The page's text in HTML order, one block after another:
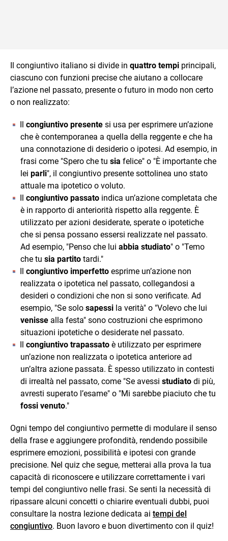
Il congiuntivo italiano si divide in quattro tempi principali,
ciascuno con funzioni precise che aiutano a collocare
l’azione nel passato, presente o futuro in modo non certo
o non realizzato:
Il congiuntivo presente si usa per esprimere un’azione
che è contemporanea a quella della reggente e che ha
una connotazione di desiderio o ipotesi. Ad esempio, in
frasi come "Spero che tu sia felice" o "È importante che
lei parli", il congiuntivo presente sottolinea uno stato
attuale ma ipotetico o voluto.
Il congiuntivo passato indica un’azione completata che
è in rapporto di anteriorità rispetto alla reggente. È
utilizzato per azioni desiderate, sperate o ipotetiche
che si pensa possano essersi realizzate nel passato.
Ad esempio, "Penso che lui abbia studiato" o "Temo
che tu sia partito tardi."
Il congiuntivo imperfetto esprime un’azione non
realizzata o ipotetica nel passato, collegandosi a
desideri o condizioni che non si sono verificate. Ad
esempio, "Se solo sapessi la verità" o "Volevo che lui
venisse alla festa" sono costruzioni che esprimono
situazioni ipotetiche o desiderate nel passato.
Il congiuntivo trapassato è utilizzato per esprimere
un’azione non realizzata o ipotetica anteriore ad
un’altra azione passata. È spesso utilizzato in contesti
di irrealtà nel passato, come "Se avessi studiato di più,
avresti superato l’esame" o "Mi sarebbe piaciuto che tu
fossi venuto."
Ogni tempo del congiuntivo permette di modulare il senso
della frase e aggiungere profondità, rendendo possibile
esprimere emozioni, possibilità e ipotesi con grande
precisione. Nel quiz che segue, metterai alla prova la tua
capacità di riconoscere e utilizzare correttamente i vari
tempi del congiuntivo nelle frasi. Se senti la necessità di
ripassare alcuni concetti o chiarire eventuali dubbi, puoi
consultare la nostra lezione dedicata ai tempi del
congiuntivo. Buon lavoro e buon divertimento con il quiz!